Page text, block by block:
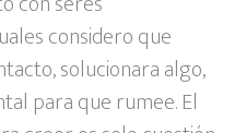
considero que
solucionara algo,
para que rumee. El